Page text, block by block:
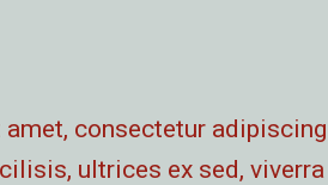
consectetur
ultrices ex sed,